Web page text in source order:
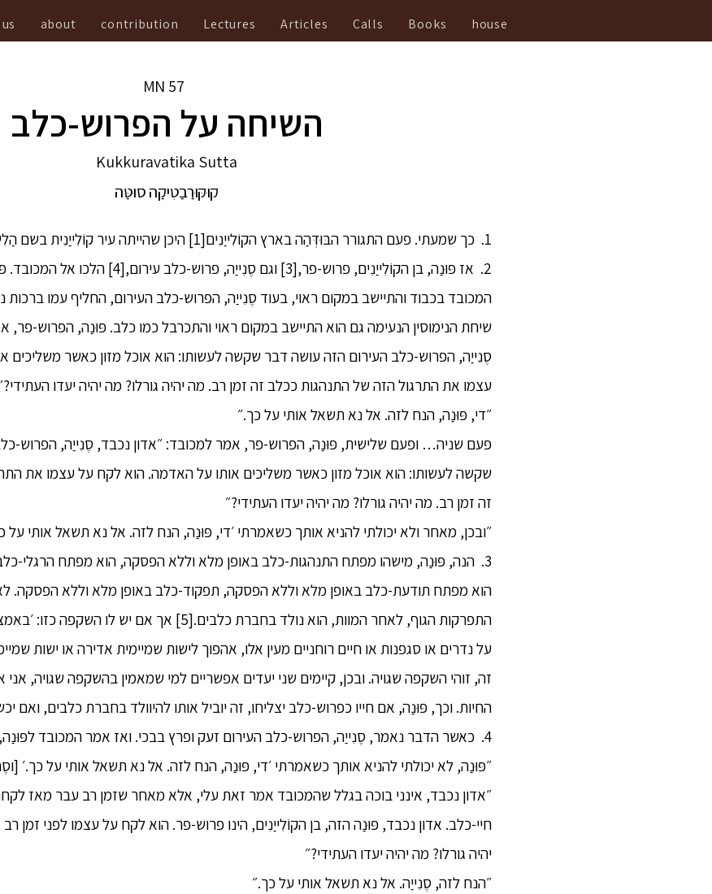
house
Books
Calls
Articles
Lectures
contribution
about
57
MN
השיחה על הפרוש-כלב
Kukkuravatika Sutta
קוּקּוּרַבַטִיקַה סוּטַּה
1. כך שמעתי. פעם התגורר הבּוּדְּהַה בארץ הקוֹלִייַנִים[1] היכן שהייתה עיר קוֹלִייַנִית בשם הַלִידַּה-וַסַנַה.[2]
2. אז פּוּנַה, בן הקוֹלִייַנִים, פרוש-פר,[3] וגם
המכובד בכבוד והתיישב במקום ראוי, בעוד סֶנִייַה, הפרוש-כלב העירום, החליף עמו ברכות
שיחת הנימוסין הנעימה גם הוא התיישב במקום ראוי והתכרבל כמו כלב. פּוּנַה, הפרוש-פר,
סֶנִייַה, הפרוש-כלב העירום הזה עושה דבר שקשה לעשותו: הוא אוכל מזון כאשר
עצמו את התרגול הזה של התנהגות ככלב זה זמן רב. מה יהיה גורלו? מה יהיה יעדו
״די, פּוּנַה, הנח לזה. אל נא תשאל אותי על כך.״
פעם שניה… ופעם שלישית, פּוּנַה, הפרוש-פר, אמר למכובד: ״אדון נכבד, סֶנִייַה, הפרוש-
שקשה לעשותו: הוא אוכל מזון כאשר משליכים אותו על האדמה. הוא לקח על עצמו את
זה זמן רב. מה יהיה גורלו? מה יהיה יעדו העתידי?״
״ובכן, מאחר ולא יכולתי להניא אותך כשאמרתי ׳די, פּוּנַה, הנח לזה. אל נא תשאל אותי על
3. הנה, פּוּנַה, מישהו מפתח התנהגות-כלב באופן מלא וללא הפסקה, הוא מפתח הרגלי-
הוא מפתח תודעת-כלב באופן מלא וללא הפסקה, תפקוד-כלב באופן מלא וללא הפסקה.
התפרקות הגוף, לאחר המוות, הוא נולד בחברת כלבים.[5] אך
על נדרים או סגפנות או חיים רוחניים מעין אלו, אהפוך לישות שמיימית אדירה או ישות
זה, זוהי השקפה שגויה. ובכן, קיימים שני יעדים אפשריים למי שמאמין בהשקפה שגויה, אני
החיות. וכך, פּוּנַה, אם חייו כפרוש-כלב יצליחו, זה יוביל אותו להיוולד בחברת כלבים, ואם
4. כאשר הדבר נאמר, סֶנִייַה, הפרוש-כלב העירום זעק ופרץ בבכי. ואז אמר המכובד לפּוּנַה,
״פּוּנַה, לא יכולתי להניא אותך כשאמרתי ׳די, פּוּנַה, הנח לזה. אל נא תשאל אותי על כך.׳
״אדון נכבד, אינני בוכה בגלל שהמכובד אמר זאת עלי, אלא מאחר שזמן רב עבר מאז
חיי-כלב. אדון נכבד, פּוּנַה הזה, בן הקוֹלִייַנִים, הינו פרוש-פר. הוא לקח על עצמו לפני זמן
יהיה גורלו? מה יהיה יעדו העתידי?״
״הנח לזה, סֶנִייַה. אל נא תשאל אותי על כך.״